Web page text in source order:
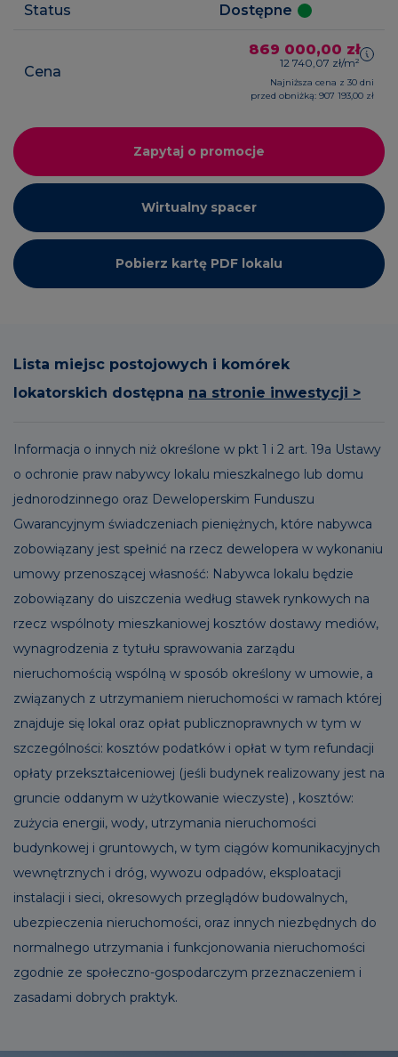
Status Dostępne
Cena
869 000,00 zł
12 740,07 zł/m²
Najniższa cena z 30 dni
przed obniżką: 907 193,00 zł
Zapytaj o promocje
Wirtualny spacer
Pobierz kartę PDF lokalu
Lista miejsc postojowych i komórek
lokatorskich dostępna na stronie inwestycji >
Informacja o innych niż określone w pkt 1 i 2 art. 19a Ustawy
o ochronie praw nabywcy lokalu mieszkalnego lub domu
jednorodzinnego oraz Deweloperskim Funduszu
Gwarancyjnym świadczeniach pieniężnych, które nabywca
zobowiązany jest spełnić na rzecz dewelopera w wykonaniu
umowy przenoszącej własność: Nabywca lokalu będzie
zobowiązany do uiszczenia według stawek rynkowych na
rzecz wspólnoty mieszkaniowej kosztów dostawy mediów,
wynagrodzenia z tytułu sprawowania zarządu
nieruchomością wspólną w sposób określony w umowie, a
związanych z utrzymaniem nieruchomości w ramach której
znajduje się lokal oraz opłat publicznoprawnych w tym w
szczególności: kosztów podatków i opłat w tym refundacji
opłaty przekształceniowej (jeśli budynek realizowany jest na
gruncie oddanym w użytkowanie wieczyste) , kosztów:
zużycia energii, wody, utrzymania nieruchomości
budynkowej i gruntowych, w tym ciągów komunikacyjnych
wewnętrznych i dróg, wywozu odpadów, eksploatacji
instalacji i sieci, okresowych przeglądów budowalnych,
ubezpieczenia nieruchomości, oraz innych niezbędnych do
normalnego utrzymania i funkcjonowania nieruchomości
zgodnie ze społeczno-gospodarczym przeznaczeniem i
zasadami dobrych praktyk.